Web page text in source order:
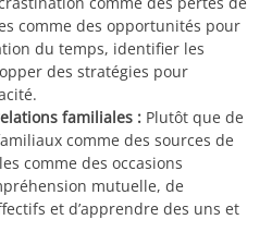
comme des opportunités pour
du temps, identifier les
des stratégies pour
familiales : Plutôt que de
comme des sources de
comme des occasions
mutuelle, de
et d’apprendre des uns et